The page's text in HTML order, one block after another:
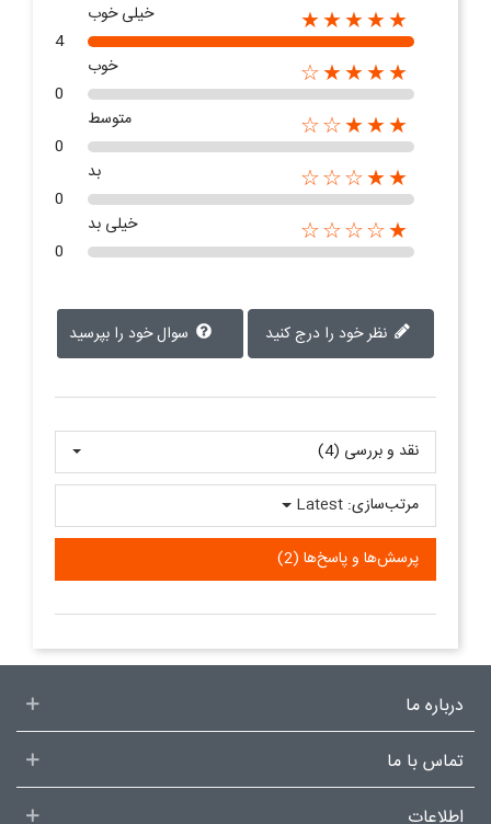
★★★★★
خیلی خوب
4
★★★★☆
خوب
0
★★★☆☆
متوسط
0
★★☆☆☆
بد
0
★☆☆☆☆
خیلی بد
0
سوال خود را بپرسید
نقد و بررسی‌‌ (4)
پرسش‌ها و پاسخ‌ها (2)
مرتب‌سازی: Latest
درباره ما
تماس با ما